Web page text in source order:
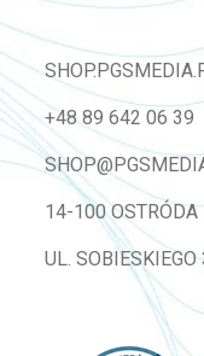
+48 89 642 06 39
14-100 OSTRÓDA
UL.